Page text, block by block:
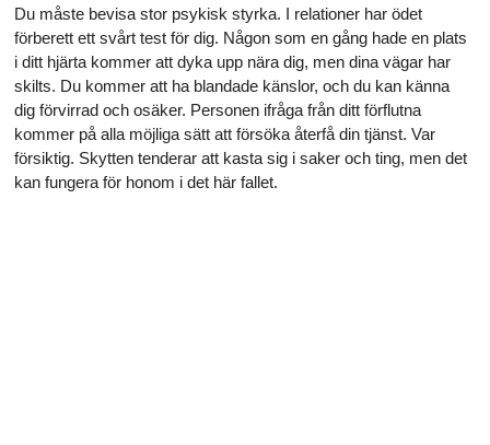
Du måste bevisa stor psykisk styrka. I relationer har ödet
förberett ett svårt test för dig. Någon som en gång hade en plats
i ditt hjärta kommer att dyka upp nära dig, men dina vägar har
skilts. Du kommer att ha blandade känslor, och du kan känna
dig förvirrad och osäker. Personen ifråga från ditt förflutna
kommer på alla möjliga sätt att försöka återfå din tjänst. Var
försiktig. Skytten tenderar att kasta sig i saker och ting, men det
kan fungera för honom i det här fallet.